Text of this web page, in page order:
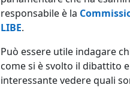
responsabile è la
LIBE.
Può essere utile indagare
come si è svolto il dibattito
interessante vedere quali